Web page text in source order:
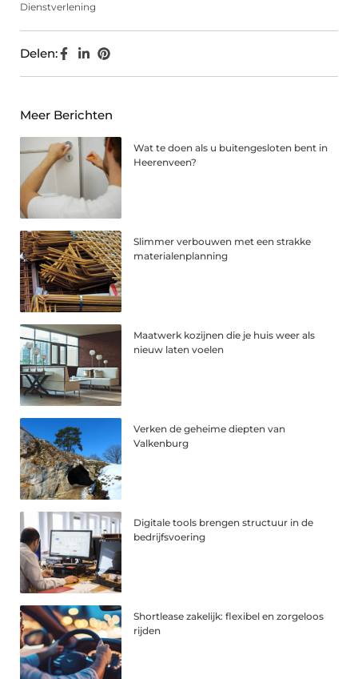
Dienstverlening
Delen:
Meer Berichten
Wat te doen als u buitengesloten bent in
Heerenveen?
Slimmer verbouwen met een strakke
materialenplanning
Maatwerk kozijnen die je huis weer als
nieuw laten voelen
Verken de geheime diepten van
Valkenburg
Digitale tools brengen structuur in de
bedrijfsvoering
Shortlease zakelijk: flexibel en zorgeloos
rijden